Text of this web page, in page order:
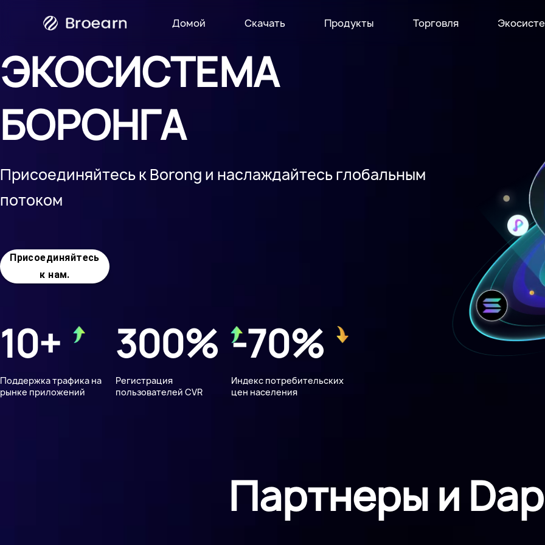
Радио Домой Скачать Продукты Торговля
ЭКОСИСТЕМА
БОРОНГА
Присоединяйтесь к Borong и наслаждайтесь глобальным
потоком
Присоединяйтесь
к нам.
10+
Поддержка трафика на
рынке приложений
300%
Регистрация
пользователей CVR
-70%
Индекс потребительских
цен населения
Партнеры и